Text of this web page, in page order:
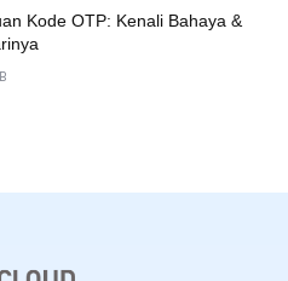
Kode OTP: Kenali Bahaya &